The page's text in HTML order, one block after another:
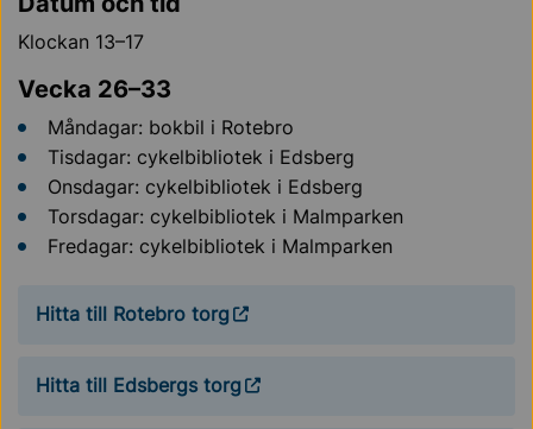
Klockan 13–17
Vecka 26–33
Måndagar: bokbil i Rotebro
Tisdagar: cykelbibliotek i Edsberg
Onsdagar: cykelbibliotek i Edsberg
Torsdagar: cykelbibliotek i Malmparken
Fredagar: cykelbibliotek i Malmparken
Hitta till Rotebro torg
Hitta till Edsbergs torg